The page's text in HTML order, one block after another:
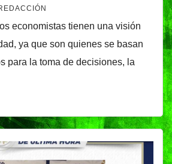
economistas tienen una visión
ya que son quienes se basan
para la toma de decisiones, la